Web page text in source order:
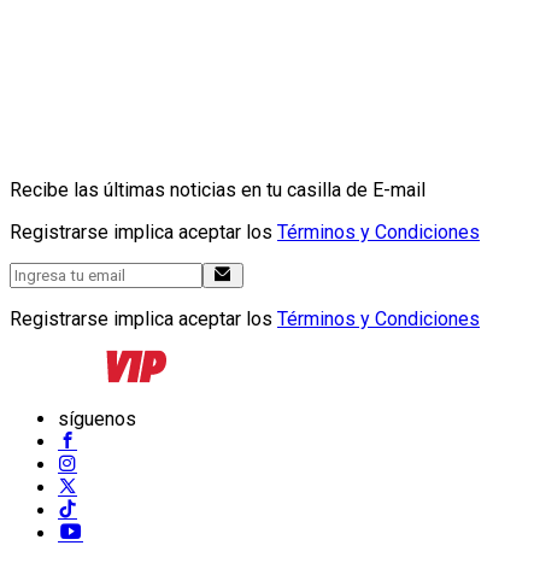
Recibe las últimas noticias en tu casilla de E-mail
Registrarse implica aceptar los Términos y Condiciones
Registrarse implica aceptar los Términos y Condiciones
síguenos